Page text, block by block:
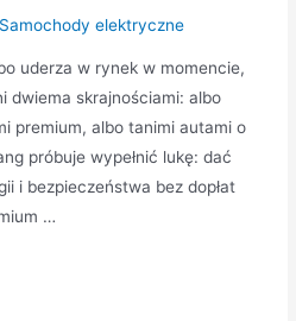
Samochody elektryczne
uderza w rynek w momencie,
dwiema skrajnościami: albo
premium, albo tanimi autami o
próbuje wypełnić lukę: dać
i bezpieczeństwa bez dopłat
…